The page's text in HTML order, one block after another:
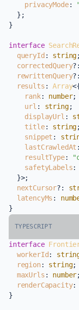
privacyMode:
  };
}
interface
queryId : string;
correctedQuery
rewrittenQuery
results : Array
rank: number;
url : string;
displayUrl :
title: string;
snippet :
lastCrawledAt
resultType:
safetyLabels:
  }>;
nextCursor?:
latencyMs :
TYPESCRIPT
interface
workerId :
region: string;
maxUrls : number;
renderCapacity:
}